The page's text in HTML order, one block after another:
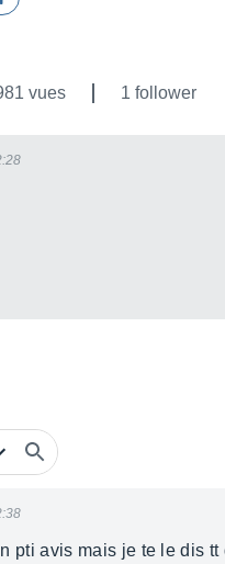
vues 1 follower
pti avis mais je te le dis